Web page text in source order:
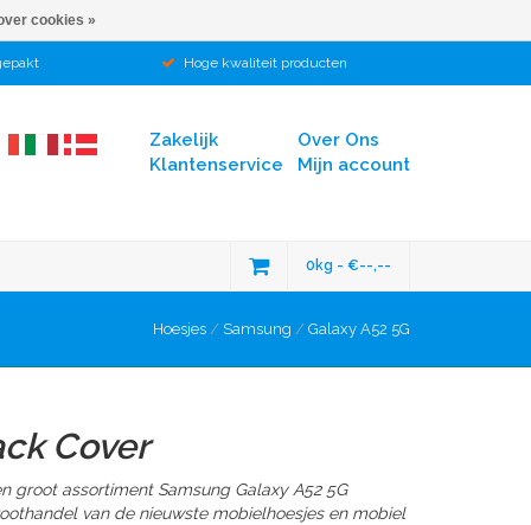
Hoge kwaliteit producten
Over Ons
Mijn account
Zakelijk
Klantenservice
0kg - €--,--
Hoesjes / Samsung / Galaxy A52 5G
Cover
groot assortiment Samsung Galaxy A52 5G
van de nieuwste mobielhoesjes en mobiel
cookies »